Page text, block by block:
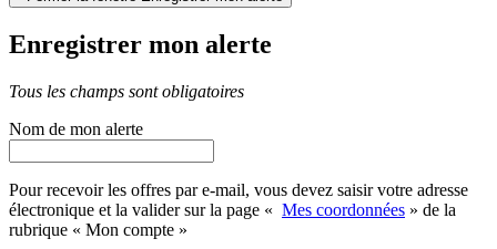
Enregistrer mon alerte
Tous les champs sont obligatoires
Nom de mon alerte
Pour recevoir les offres par e-mail, vous devez saisir votre adresse
électronique et la valider sur la page « Mes coordonnées » de la
rubrique « Mon compte »